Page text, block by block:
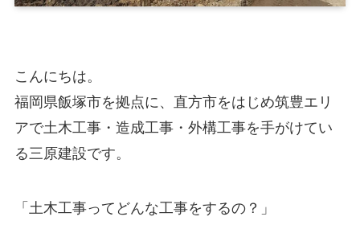
こんにちは。
福岡県飯塚市を拠点に、直方市をはじめ筑豊エリ
アで土木工事・造成工事・外構工事を手がけてい
る三原建設です。
「土木工事ってどんな工事をするの？」